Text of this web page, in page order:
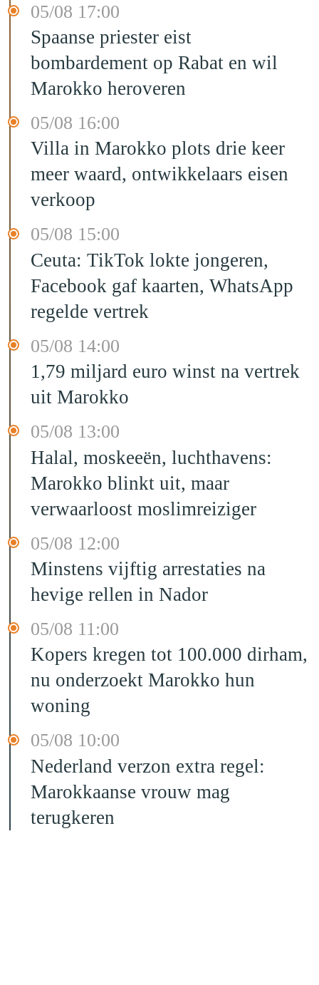
05/08 17:00
Spaanse priester eist
bombardement op Rabat en wil
Marokko heroveren
05/08 16:00
Villa in Marokko plots drie keer
meer waard, ontwikkelaars eisen
verkoop
05/08 15:00
Ceuta: TikTok lokte jongeren,
Facebook gaf kaarten, WhatsApp
regelde vertrek
05/08 14:00
1,79 miljard euro winst na vertrek
uit Marokko
05/08 13:00
Halal, moskeeën, luchthavens:
Marokko blinkt uit, maar
verwaarloost moslimreiziger
05/08 12:00
Minstens vijftig arrestaties na
hevige rellen in Nador
05/08 11:00
Kopers kregen tot 100.000 dirham,
nu onderzoekt Marokko hun
woning
05/08 10:00
Nederland verzon extra regel:
Marokkaanse vrouw mag
terugkeren